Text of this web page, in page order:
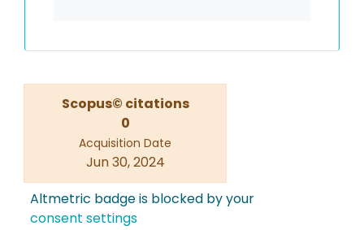
Scopus© citations
0
Acquisition Date
Jun 30, 2024
Altmetric badge is blocked by your
consent settings